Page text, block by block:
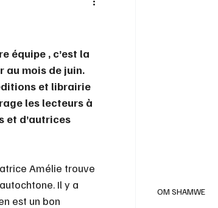
Voyages
Concours
équipe , c’est la
au mois de juin.
et librairie
les lecteurs à
et d’autrices
Amélie trouve
Il y a
est un bon
OM SHAMWE